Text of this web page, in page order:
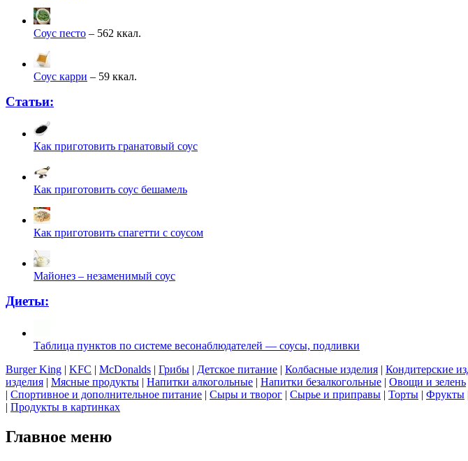
Соус песто – 562 ккал.
Соус карри – 59 ккал.
Статьи:
Как приготовить гранатовый соус
Как приготовить соус бешамель
Как приготовить спагетти с соусом
Майонез – незаменимый соус
Диеты:
Таблица пунктов по системе весонаблюдателей — соусы, подливки
Burger King | KFC | McDonalds | Грибы | Детское питание | Колбасные изделия | Кондитерские
изделия | Мясные продукты | Напитки алкогольные | Напитки безалкогольные | Овощи и зелень
| Спортивное и дополнительное питание | Сыры и творог | Сырье и приправы | Торты | Фрукты
| Продукты в картинках
Главное меню